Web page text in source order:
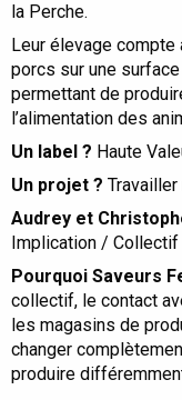
la Perche.
Leur élevage compte
porcs sur une
permettant de
l’alimentation des
Un label ? Haute
Un projet ?
Audrey et
Implication / Collectif
Pourquoi Saveurs
collectif, le contact
les magasins de
changer
produire